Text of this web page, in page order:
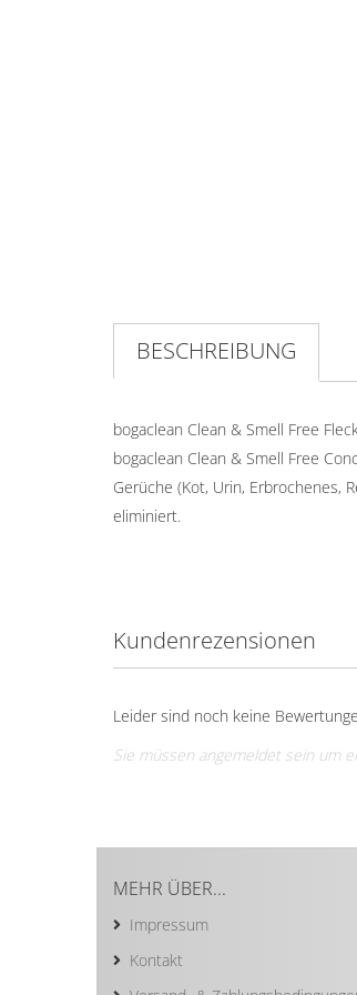
BESCHREIBUNG
bogaclean Clean & Smell Free
bogaclean Clean & Smell Free
Gerüche (Kot, Urin, Erbrochenes,
eliminiert.
Kundenrezensionen
Leider sind noch keine
Sie müssen angemeldet sein um
MEHR ÜBER...
Impressum
Kontakt